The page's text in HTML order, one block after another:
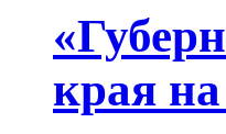
края